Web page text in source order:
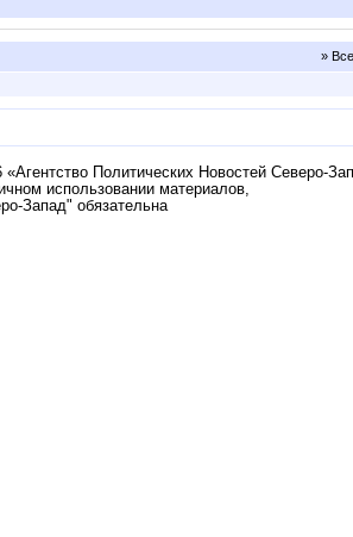
»
«Агентство Политических Новостей Северо-
использовании материалов,
Запад" обязательна